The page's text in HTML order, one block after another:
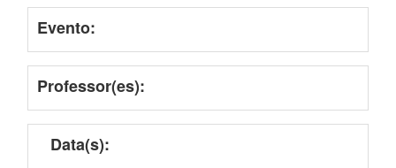
Evento:
Professor(es):
Data(s):